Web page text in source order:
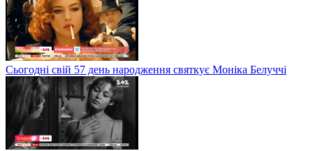
Сьогодні свій 57 день народження святкує Моніка Белуччі